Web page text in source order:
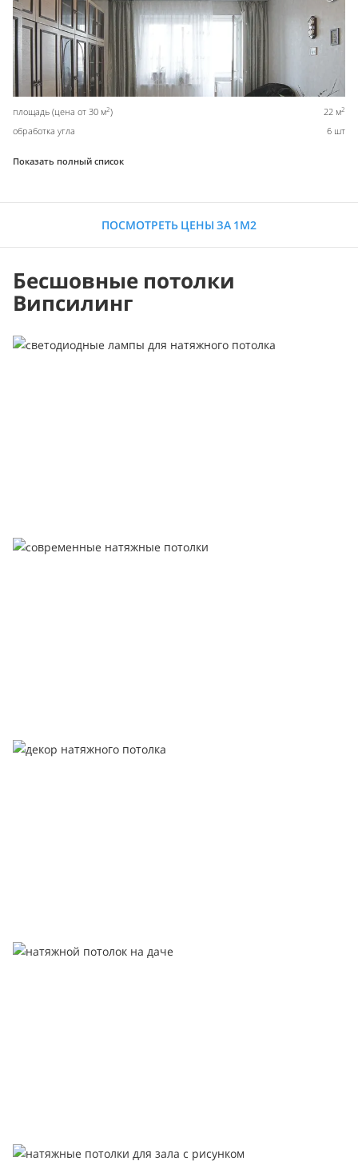
площадь (цена от 30 м2) 22 м2
обработка угла 6 шт
Показать полный список
ПОСМОТРЕТЬ ЦЕНЫ ЗА 1М2
Бесшовные потолки
Випсилинг